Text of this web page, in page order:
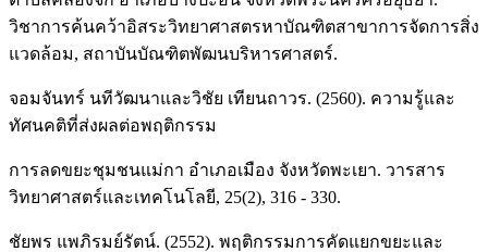
วิชาการค้นคว้าอิสระวิทยาศาสตรหาบัณฑิตสาขาการจัดการสิ่ง
แวดล้อม, สถาบันบัณฑิตพัฒนบริหารศาสตร์.
จอมจันทร์ นทีวัฒนาและวิชัย เทียนถาวร. (2560). ความรู้และ
ทัศนคติที่ส่งผลต่อพฤติกรรม
การลดขยะชุมชนแม่กา อำเภอเมือง จังหวัดพะเยา. วารสาร
วิทยาศาสตร์และเทคโนโลยี, 25(2), 316 - 330.
ชัยพร แพภิรมย์รัตน์. (2552). พฤติกรรมการคัดแยกขยะและ